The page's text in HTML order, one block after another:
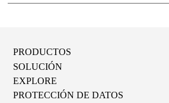
PRODUCTOS
SOLUCIÓN
EXPLORE
PROTECCIÓN DE DATOS